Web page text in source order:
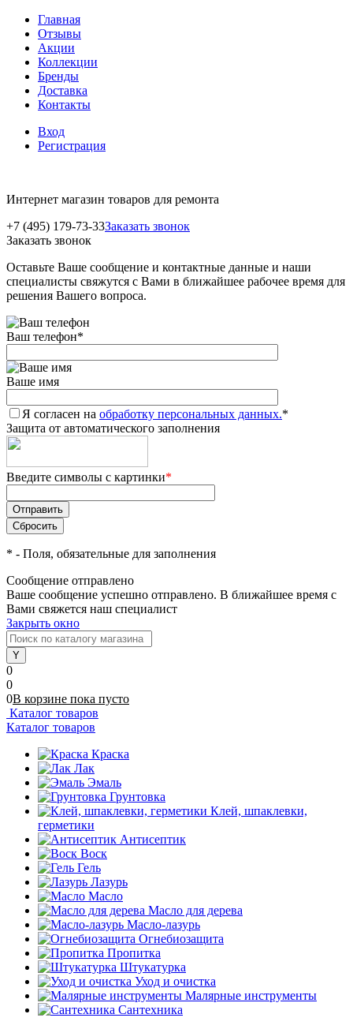
Главная
Отзывы
Акции
Коллекции
Бренды
Доставка
Контакты
Вход
Регистрация
Интернет магазин товаров для ремонта
+7 (495) 179-73-33Заказать звонок
Заказать звонок
Оставьте Ваше сообщение и контактные данные и наши
специалисты свяжутся с Вами в ближайшее рабочее время для
решения Вашего вопроса.
Ваш телефон*
Ваше имя
Я согласен на обработку персональных данных.*
Защита от автоматического заполнения
Введите символы с картинки*
* - Поля, обязательные для заполнения
Сообщение отправлено
Ваше сообщение успешно отправлено. В ближайшее время с
Вами свяжется наш специалист
Закрыть окно
0
0
0В корзине пока пусто
Каталог товаров
Каталог товаров
Краска
Лак
Эмаль
Грунтовка
Клей, шпаклевки,
герметики
Антисептик
Воск
Гель
Лазурь
Масло
Масло для дерева
Масло-лазурь
Огнебиозащита
Пропитка
Штукатурка
Уход и очистка
Малярные инструменты
Сантехника